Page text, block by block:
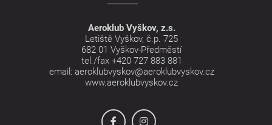
Aeroklub Vyškov, z.s.
Letiště Vyškov, č.p. 725
682 01 Vyškov-Předměstí
tel./fax +420 727 883 881
email: aeroklubvyskov@aeroklubvyskov.cz
www.aeroklubvyskov.cz